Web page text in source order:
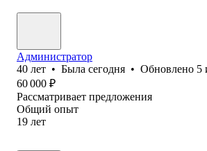
Администратор
40 лет • Была сегодня • Обновлено 5
60 000 ₽
Рассматривает предложения
Общий опыт
19 лет